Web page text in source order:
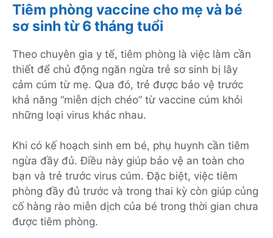
Tiêm phòng vaccine cho mẹ và bé
sơ sinh từ 6 tháng tuổi
Theo chuyên gia y tế, tiêm phòng là việc làm cần
thiết để chủ động ngăn ngừa trẻ sơ sinh bị lây
cảm cúm từ mẹ. Qua đó, trẻ được bảo vệ trước
khả năng “miễn dịch chéo” từ vaccine cúm khỏi
những loại virus khác nhau.
Khi có kế hoạch sinh em bé, phụ huynh cần tiêm
ngừa đầy đủ. Điều này giúp bảo vệ an toàn cho
bạn và trẻ trước virus cúm. Đặc biệt, việc tiêm
phòng đầy đủ trước và trong thai kỳ còn giúp củng
cố hàng rào miễn dịch của bé trong thời gian chưa
được tiêm phòng.